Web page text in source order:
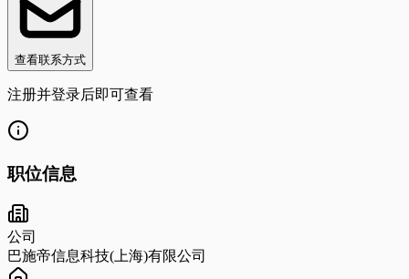
查看联系方式
注册并登录后即可查看
职位信息
公司
巴施帝信息科技(上海)有限公司